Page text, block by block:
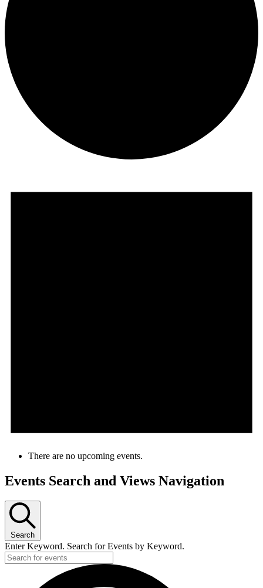
There are no upcoming events.
Events Search and Views Navigation
Search
Enter Keyword. Search for Events by Keyword.